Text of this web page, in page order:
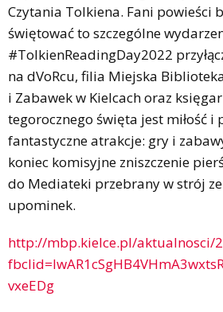
Czytania Tolkiena. Fani powieści
świętować to szczególne
#TolkienReadingDay2022
na dVoRcu, filia Miejska
i Zabawek w Kielcach oraz
tegorocznego święta jest miłość i
fantastyczne atrakcje: gry i
koniec komisyjne zniszczenie
do Mediateki przebrany w strój
upominek.
http://mbp.kielce.pl/aktualnosci/
vxeEDg